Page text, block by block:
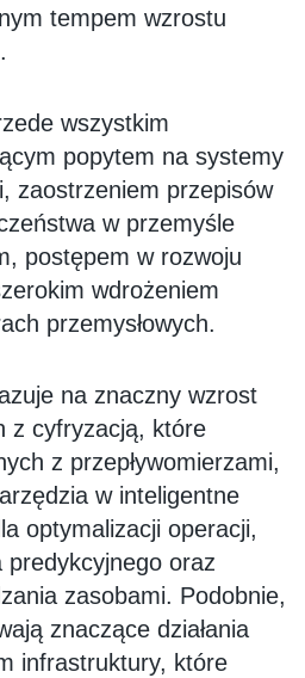
tempem wzrostu
wszystkim
popytem na systemy
zaostrzeniem przepisów
w przemyśle
postępem w rozwoju
wdrożeniem
przemysłowych.
na znaczny wzrost
z cyfryzacją, które
z przepływomierzami,
w inteligentne
optymalizacji operacji,
oraz
zasobami. Podobnie,
znaczące działania
infrastruktury, które